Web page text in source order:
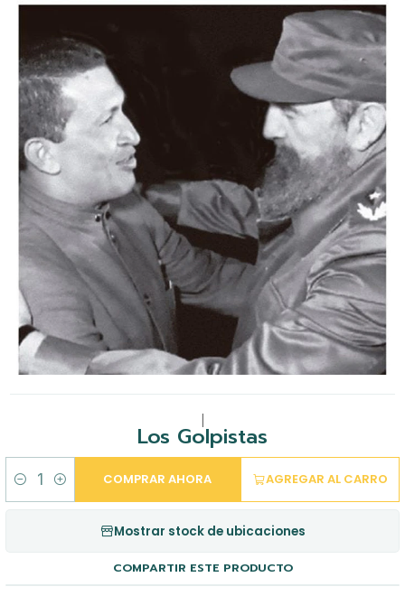
Los Golpistas
Cantidad
AGREGAR AL CARRO
COMPRAR AHORA
Mostrar stock de ubicaciones
COMPARTIR ESTE PRODUCTO